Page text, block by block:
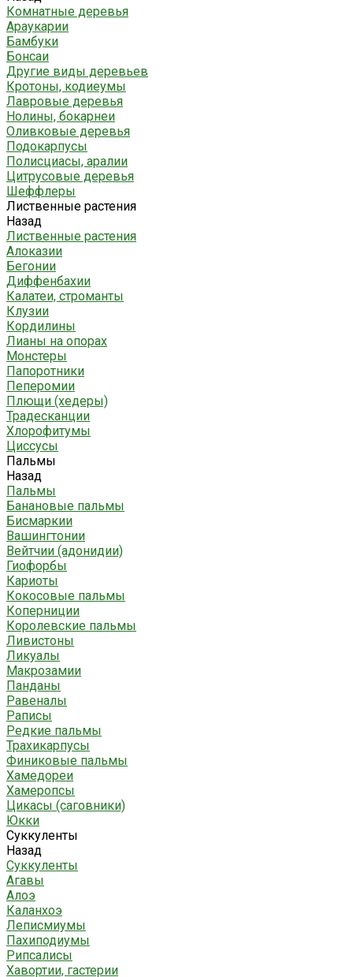
Комнатные деревья
Араукарии
Бамбуки
Бонсаи
Другие виды деревьев
Кротоны, кодиеумы
Лавровые деревья
Нолины, бокарнеи
Оливковые деревья
Подокарпусы
Полисциасы, аралии
Цитрусовые деревья
Шеффлеры
Лиственные растения
Назад
Лиственные растения
Алоказии
Бегонии
Диффенбахии
Калатеи, строманты
Клузии
Кордилины
Лианы на опорах
Монстеры
Папоротники
Пеперомии
Плющи (хедеры)
Традесканции
Хлорофитумы
Циссусы
Пальмы
Назад
Пальмы
Банановые пальмы
Бисмаркии
Вашингтонии
Вейтчии (адонидии)
Гиофорбы
Кариоты
Кокосовые пальмы
Коперниции
Королевские пальмы
Ливистоны
Ликуалы
Макрозамии
Панданы
Равеналы
Раписы
Редкие пальмы
Трахикарпусы
Финиковые пальмы
Хамедореи
Хамеропсы
Цикасы (саговники)
Юкки
Суккуленты
Назад
Суккуленты
Агавы
Алоэ
Каланхоэ
Леписмиумы
Пахиподиумы
Рипсалисы
Хавортии, гастерии